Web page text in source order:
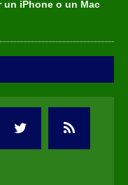
un iPhone o un Mac